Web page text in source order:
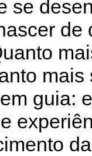
se
guia: